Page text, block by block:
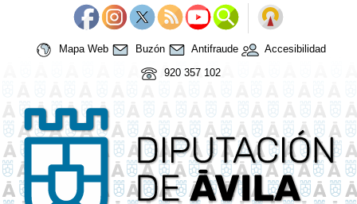
Mapa Web Buzón Antifraude
Accesibilidad
920 357 102